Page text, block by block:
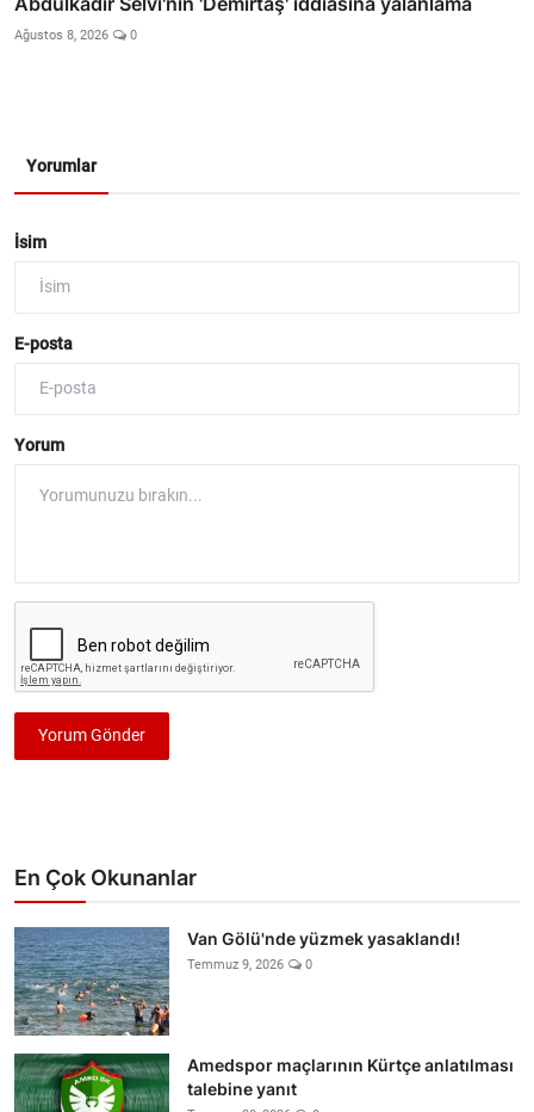
Ağustos 8, 2026 0
Yorumlar
İsim
E-posta
Yorum
Yorum Gönder
En Çok Okunanlar
Van Gölü'nde yüzmek yasaklandı!
Temmuz 9, 2026 0
Amedspor maçlarının Kürtçe anlatılması
talebine yanıt